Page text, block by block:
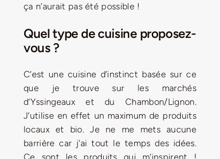
ça n’aurait pas été possible !
Quel type de cuisine proposez-
vous ?
C’est une cuisine d’instinct basée sur ce
que je trouve sur les marchés
d’Yssingeaux et du Chambon/Lignon.
J’utilise en effet un maximum de produits
locaux et bio. Je ne me mets aucune
barrière car j’ai tout le temps des idées.